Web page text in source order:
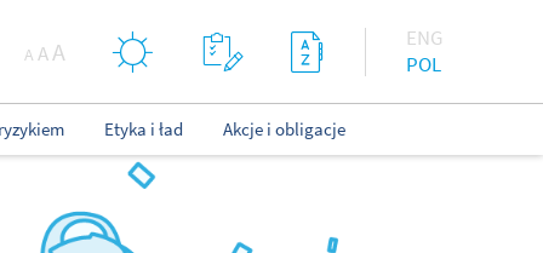
ENG
POL
A AA
Etyka i ład Akcje i obligacje